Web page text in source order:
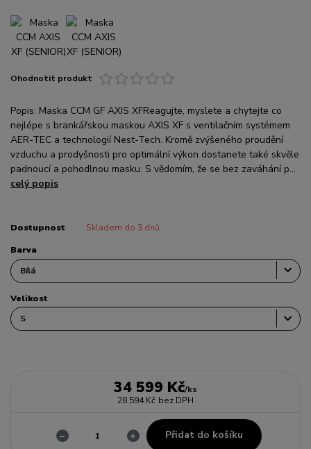
Ohodnotit produkt
Popis: Maska CCM GF AXIS XFReagujte, myslete a chytejte co
nejlépe s brankářskou maskou AXIS XF s ventilačním systémem
AER-TEC a technologií Nest-Tech. Kromě zvýšeného proudění
vzduchu a prodyšnosti pro optimální výkon dostanete také skvěle
padnoucí a pohodlnou masku. S vědomím, že se bez zaváhání p...
celý popis
Dostupnost Skladem do 3 dnů
Barva
Velikost
34 599 Kč/ks
28 594 Kč bez DPH
Přidat do košíku